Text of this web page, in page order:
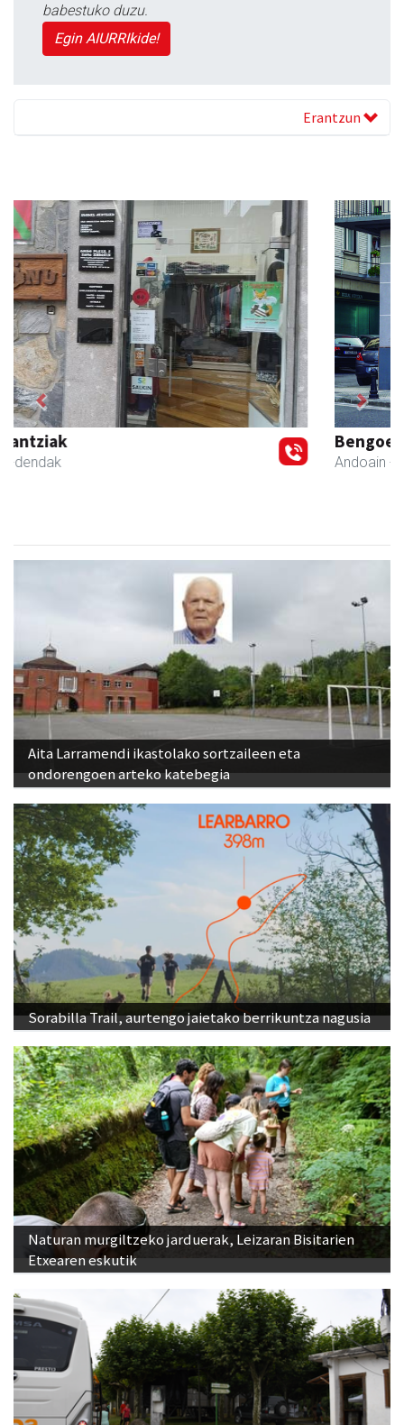
babestuko duzu.
Egin AIURRIkide!
Erantzun
Bengoetxea autoeskola
Andoain
Previous Next
Aita Larramendi ikastolako sortzaileen eta
ondorengoen arteko katebegia
Sorabilla Trail, aurtengo jaietako berrikuntza nagusia
Naturan murgiltzeko jarduerak, Leizaran Bisitarien
Etxearen eskutik